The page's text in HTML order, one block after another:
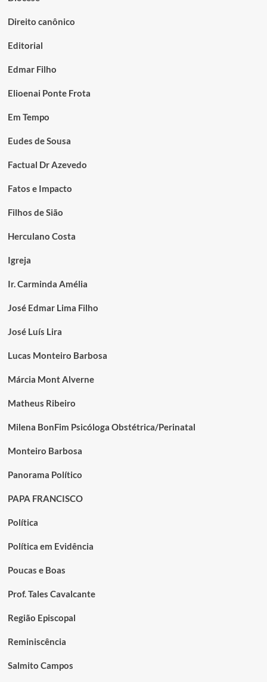
Direito canônico
Editorial
Edmar Filho
Elioenai Ponte Frota
Em Tempo
Eudes de Sousa
Factual Dr Azevedo
Fatos e Impacto
Filhos de Sião
Herculano Costa
Igreja
Ir. Carminda Amélia
José Edmar Lima Filho
José Luís Lira
Lucas Monteiro Barbosa
Márcia Mont Alverne
Matheus Ribeiro
Milena BonFim Psicóloga Obstétrica/Perinatal
Monteiro Barbosa
Panorama Político
PAPA FRANCISCO
Política
Política em Evidência
Poucas e Boas
Prof. Tales Cavalcante
Região Episcopal
Reminiscência
Salmito Campos